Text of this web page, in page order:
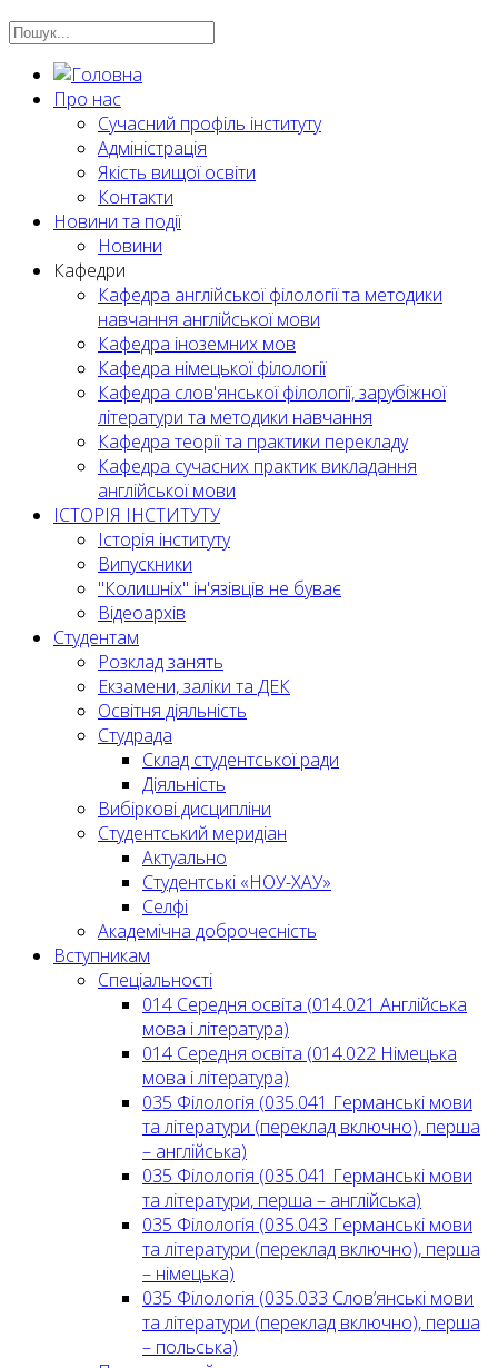
Про нас
Сучасний профіль інституту
Адміністрація
Якість вищої освіти
Контакти
Новини та події
Новини
Кафедри
Кафедра англійської філології та методики
навчання англійської мови
Кафедра іноземних мов
Кафедра німецької філології
Кафедра слов'янської філології, зарубіжної
літератури та методики навчання
Кафедра теорії та практики перекладу
Кафедра сучасних практик викладання
англійської мови
ІСТОРІЯ ІНСТИТУТУ
Історія інституту
Випускники
"Колишніх" ін'язівців не буває
Відеоархів
Студентам
Розклад занять
Екзамени, заліки та ДЕК
Освітня діяльність
Студрада
Склад студентської ради
Діяльність
Вибіркові дисципліни
Студентський меридіан
Актуально
Студентські «НОУ-ХАУ»
Селфі
Академічна доброчесність
Вступникам
Спеціальності
014 Середня освіта (014.021 Англійська
мова і література)
014 Середня освіта (014.022 Німецька
мова і література)
035 Філологія (035.041 Германські мови
та літератури (переклад включно), перша
– англійська)
035 Філологія (035.041 Германські мови
та літератури, перша – англійська)
035 Філологія (035.043 Германські мови
та літератури (переклад включно), перша
– німецька)
035 Філологія (035.033 Слов’янські мови
та літератури (переклад включно), перша
– польська)